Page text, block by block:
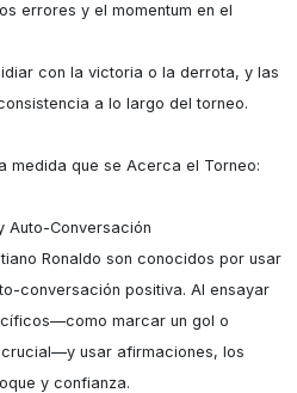
errores y el momentum en el
con la victoria o la derrota, y las
a lo largo del torneo.
medida que se Acerca el Torneo:
Auto-Conversación
Ronaldo son conocidos por usar
conversación positiva. Al ensayar
marcar un gol o
usar afirmaciones, los
y confianza.